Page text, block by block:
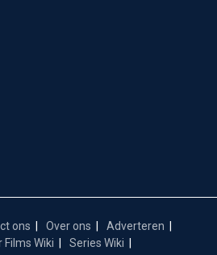
ons Over ons
Adverteren
Wiki
Series Wiki